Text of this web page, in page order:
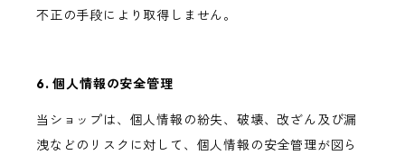
不正の手段により取得しません。
6. 個人情報の安全管理
当ショップは、個人情報の紛失、破壊、改ざん及び漏
洩などのリスクに対して、個人情報の安全管理が図ら